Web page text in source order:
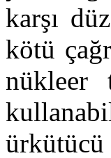
karşı
kötü
nükleer